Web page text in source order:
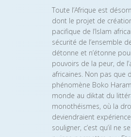
Toute l’Afrique est
dont le projet de
pacifique de l’Islam
sécurité de l’ensemble
détonne et n’étonne
pouvoirs de la peur, de
africaines. Non pas que
phénomène Boko
monde au diktat du
monothéismes, où la
deviendraient
souligner, c’est qu’il ne